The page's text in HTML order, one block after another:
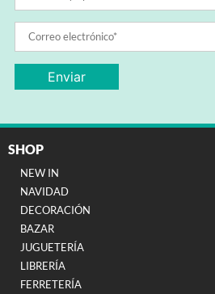
SHOP
NEW IN
NAVIDAD
DECORACIÓN
BAZAR
JUGUETERÍA
LIBRERÍA
FERRETERÍA